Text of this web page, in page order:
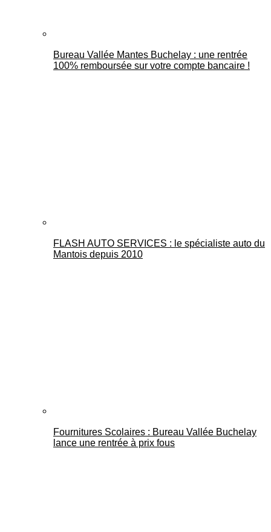
Bureau Vallée Mantes Buchelay : une rentrée
100% remboursée sur votre compte bancaire !
FLASH AUTO SERVICES : le spécialiste auto du
Mantois depuis 2010
Fournitures Scolaires : Bureau Vallée Buchelay
lance une rentrée à prix fous